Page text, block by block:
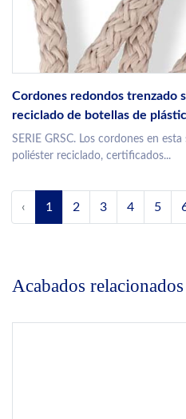
Cordones redondos trenzado
reciclado de botellas de
SERIE GRSC. Los cordones en
poliéster reciclado, certificados...
‹ 1 2 3 4 5
Acabados relacionados